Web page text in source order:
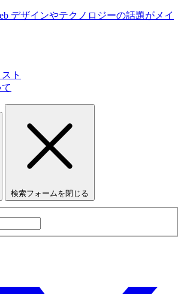
デザインやテクノロジーの話題がメイ
ト
検索フォームを閉じる